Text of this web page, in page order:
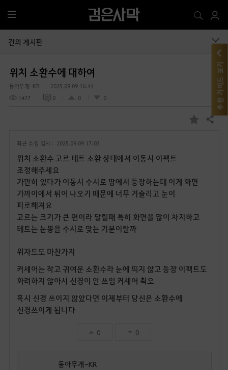
전
체
메
건의 게시판
위치 소환수에 대하여
동아무개-KR
2025.09.09 16:44
1477
0 0 0
즐
공유하기
최근 수정 일시 : 2025.09.09 17:03
위치 소환수 고르 테트 소환 상태에서 이동시 이팩트
조정해주세요
가만히 있다가 이동시 수시로 땅에서 등장하는데 이게 화면
가까이에서 튀어 나오기 때문에 너무 거슬리고 눈이
피로해져요
고르는 크기가 큰 편이라 달릴때 특히 화면을 많이 차지하고
테트는 눈뽕을 수시로 맞는 기분이랄까
위자드도 마찬가지
커세어는 작고 귀여운 소환수라 눈에 띄지 않고 등장 이팩트도
화려하지 않아서 신경이 안 쓰임 커세어 쵝오
혹시 신경 쓰이지 않았다면 이제부터 당신은 소환수에
신경쓰이게 됩니다
0 0
동아무개-KR
추천 가이드 보기